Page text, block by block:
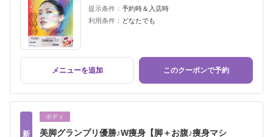
提示条件： 予約時＆入店時
利用条件： どなたでも
メニューを追加 このクーポンで予約
新
ボディ
美脚グランプリ優勝♪W痩身【脚＋お腹♪痩身マシ